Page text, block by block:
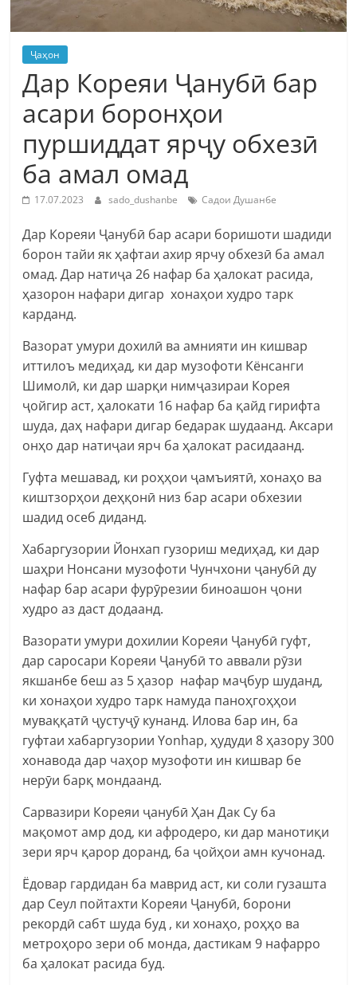
Ҷаҳон
Дар Кореяи Ҷанубӣ бар
асари боронҳои
пуршиддат ярҷу обхезӣ
ба амал омад
17.07.2023 sado_dushanbe Садои Душанбе
Дар Кореяи Ҷанубӣ бар асари боришоти шадиди
борон тайи як ҳафтаи ахир ярчу обхезӣ ба амал
омад. Дар натиҷа 26 нафар ба ҳалокат расида,
ҳазорон нафари дигар хонаҳои худро тарк
карданд.
Вазорат умури дохилӣ ва амнияти ин кишвар
иттилоъ медиҳад, ки дар музофоти Кёнсанги
Шимолӣ, ки дар шарқи нимҷазираи Корея
ҷойгир аст, ҳалокати 16 нафар ба қайд гирифта
шуда, даҳ нафари дигар бедарак шудаанд. Аксари
онҳо дар натиҷаи ярч ба ҳалокат расидаанд.
Гуфта мешавад, ки роҳҳои ҷамъиятӣ, хонаҳо ва
киштзорҳои деҳқонӣ низ бар асари обхезии
шадид осеб диданд.
Хабаргузории Йонхап гузориш медиҳад, ки дар
шаҳри Нонсани музофоти Чунчхони ҷанубӣ ду
нафар бар асари фурӯрезии биноашон ҷони
худро аз даст додаанд.
Вазорати умури дохилии Кореяи Ҷанубӣ гуфт,
дар саросари Кореяи Ҷанубӣ то аввали рӯзи
якшанбе беш аз 5 ҳазор нафар маҷбур шуданд,
ки хонаҳои худро тарк намуда паноҳгоҳҳои
муваққатӣ ҷустуҷӯ кунанд. Илова бар ин, ба
гуфтаи хабаргузории Yonhap, ҳудуди 8 ҳазору 300
хонавода дар чаҳор музофоти ин кишвар бе
нерӯи барқ мондаанд.
Сарвазири Кореяи ҷанубӣ Ҳан Дак Су ба
мақомот амр дод, ки афродеро, ки дар манотиқи
зери ярч қарор доранд, ба ҷойҳои амн кучонад.
Ёдовар гардидан ба маврид аст, ки соли гузашта
дар Сеул пойтахти Кореяи Ҷанубӣ, борони
рекордӣ сабт шуда буд , ки хонаҳо, роҳҳо ва
метроҳоро зери об монда, дастикам 9 нафарро
ба ҳалокат расида буд.